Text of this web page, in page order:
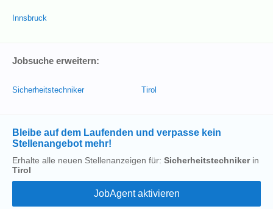
Innsbruck
Jobsuche erweitern:
Sicherheitstechniker Tirol
Bleibe auf dem Laufenden und verpasse kein
Stellenangebot mehr!
Erhalte alle neuen Stellenanzeigen für: Sicherheitstechnikerin
Tirol